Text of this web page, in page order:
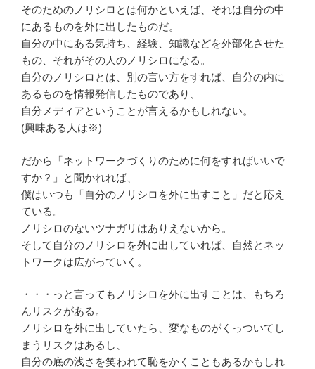
そのためのノリシロとは何かといえば、それは自分の中
にあるものを外に出したものだ。
自分の中にある気持ち、経験、知識などを外部化させた
もの、それがその人のノリシロになる。
自分のノリシロとは、別の言い方をすれば、自分の内に
あるものを情報発信したものであり、
自分メディアということが言えるかもしれない。
(興味ある人は※)
だから「ネットワークづくりのために何をすればいいで
すか？」と聞かれれば、
僕はいつも「自分のノリシロを外に出すこと」だと応え
ている。
ノリシロのないツナガリはありえないから。
そして自分のノリシロを外に出していれば、自然とネッ
トワークは広がっていく。
・・・っと言ってもノリシロを外に出すことは、もちろ
んリスクがある。
ノリシロを外に出していたら、変なものがくっついてし
まうリスクはあるし、
自分の底の浅さを笑われて恥をかくこともあるかもしれ